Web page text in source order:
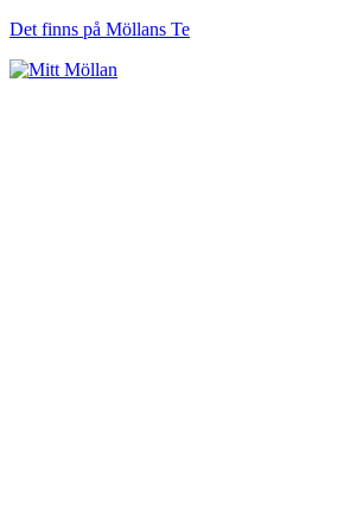
Det finns på Möllans Te